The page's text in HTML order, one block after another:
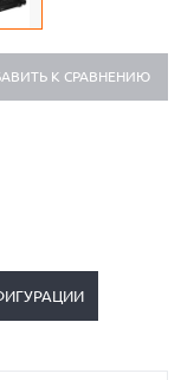
К СРАВНЕНИЮ